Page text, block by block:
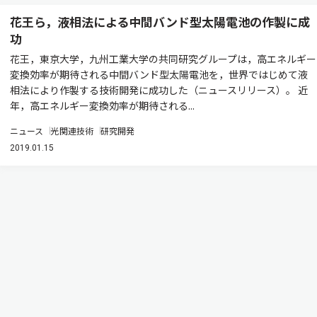
花王ら，液相法による中間バンド型太陽電池の作製に成
功
花王，東京大学，九州工業大学の共同研究グループは，高エネルギー
変換効率が期待される中間バンド型太陽電池を，世界ではじめて液
相法により作製する技術開発に成功した（ニュースリリース）。 近
年，高エネルギー変換効率が期待される...
ニュース 光関連技術 研究開発
2019.01.15